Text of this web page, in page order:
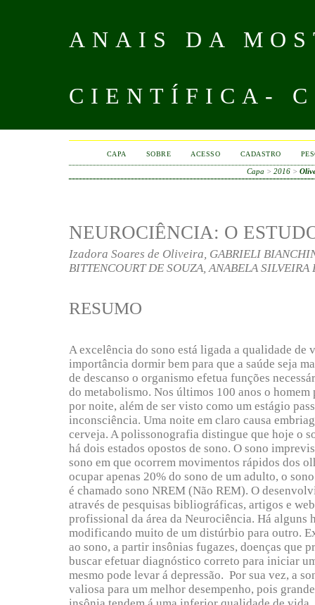
ANAIS DA
CIENTÍFICA-
CAPA SOBRE ACESSO CADASTRO
Capa > 2016>
NEUROCIÊNCIA: O
Izadora Soares de Oliveira, GABRIELI
BITTENCOURT DE SOUZA, ANABELA
RESUMO
A excelência do sono está ligada a qualidade de
importância dormir bem para que a saúde seja
de descanso o organismo efetua funções
do metabolismo. Nos últimos 100 anos o
por noite, além de ser visto como um estágio
inconsciência. Uma noite em claro causa
cerveja. A polissonografia distingue que hoje o
há dois estados opostos de sono. O sono
sono em que ocorrem movimentos rápidos dos
ocupar apenas 20% do sono de um adulto, o
é chamado sono NREM (Não REM). O
através de pesquisas bibliográficas, artigos e
profissional da área da Neurociência. Há alguns
modificando muito de um distúrbio para outro.
ao sono, a partir insônias fugazes, doenças que
buscar efetuar diagnóstico correto para iniciar
mesmo pode levar á depressão. Por sua vez, a
valiosa para um melhor desempenho, pois